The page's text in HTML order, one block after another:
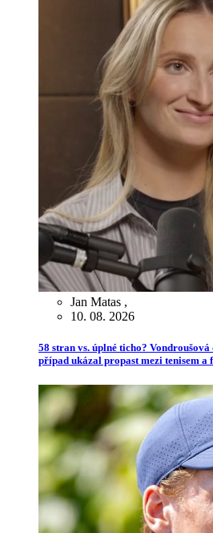
Jan Matas ,
10. 08. 2026
58 stran vs. úplné ticho?
případ ukázal propast mezi tenisem a